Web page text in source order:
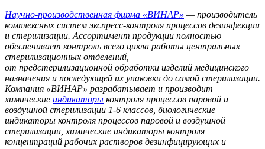
Научно-производственная фирма «ВИНАР» — производитель
комплексных систем экспресс-контроля процессов дезинфекции
и стерилизации. Ассортимент продукции полностью
обеспечивает контроль всего цикла работы центральных
стерилизационных отделений,
от предстерилизационной обработки изделий медицинского
назначения и последующей их упаковки до самой стерилизации.
Компания «ВИНАР» разрабатывает и производит
химические индикаторы контроля процессов паровой и
воздушной стерилизации 1-6 классов, биологические
индикаторы контроля процессов паровой и воздушной
стерилизации, химические индикаторы контроля
концентраций рабочих растворов дезинфицирующих и